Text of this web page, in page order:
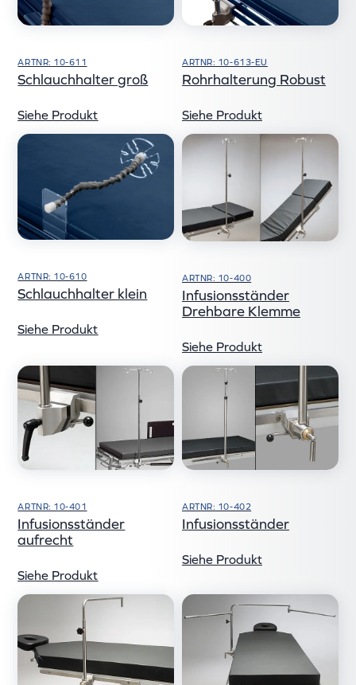
ARTNR: 10-611
Schlauchhalter groß
Siehe Produkt
ARTNR: 10-613-EU
Rohrhalterung Robust
Siehe Produkt
ARTNR: 10-610
Schlauchhalter klein
Siehe Produkt
ARTNR: 10-400
Infusionsständer
Drehbare Klemme
Siehe Produkt
ARTNR: 10-401
Infusionsständer
aufrecht
Siehe Produkt
ARTNR: 10-402
Infusionsständer
Siehe Produkt